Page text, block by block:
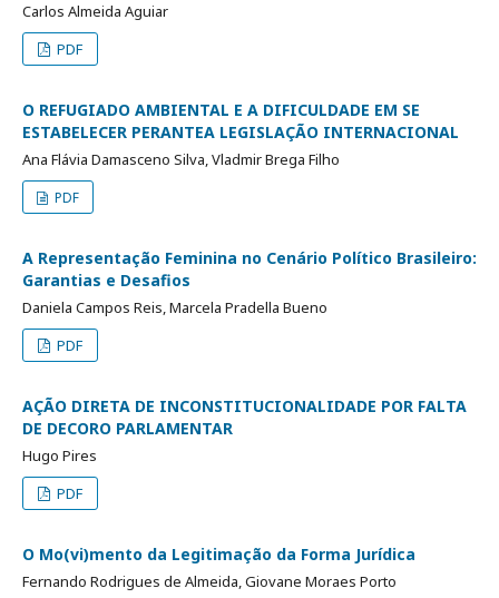
Carlos Almeida Aguiar
PDF
O REFUGIADO AMBIENTAL E A DIFICULDADE EM SE
ESTABELECER PERANTEA LEGISLAÇÃO INTERNACIONAL
Ana Flávia Damasceno Silva, Vladmir Brega Filho
PDF
A Representação Feminina no Cenário Político Brasileiro:
Garantias e Desafios
Daniela Campos Reis, Marcela Pradella Bueno
PDF
AÇÃO DIRETA DE INCONSTITUCIONALIDADE POR FALTA
DE DECORO PARLAMENTAR
Hugo Pires
PDF
O Mo(vi)mento da Legitimação da Forma Jurídica
Fernando Rodrigues de Almeida, Giovane Moraes Porto